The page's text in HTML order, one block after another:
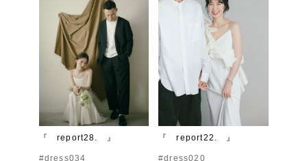
『 report28. 』
#dress034
『 report22. 』
#dress020